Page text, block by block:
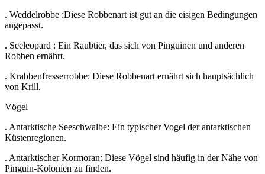
. Weddelrobbe :Diese Robbenart ist gut an die eisigen Bedingungen
angepasst.
. Seeleopard : Ein Raubtier, das sich von Pinguinen und anderen
Robben ernährt.
. Krabbenfresserrobbe: Diese Robbenart ernährt sich hauptsächlich
von Krill.
Vögel
. Antarktische Seeschwalbe: Ein typischer Vogel der antarktischen
Küstenregionen.
. Antarktischer Kormoran: Diese Vögel sind häufig in der Nähe von
Pinguin-Kolonien zu finden.